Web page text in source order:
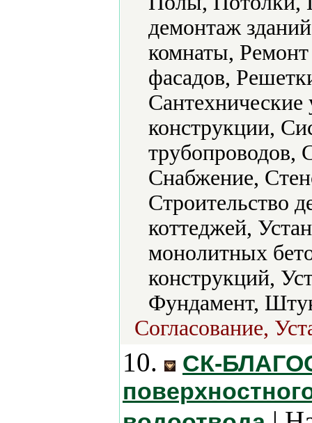
демонтаж
комнаты,
фасадов,
Сантехнические
конструкции,
трубопроводов,
Снабжение,
Строительство
коттеджей,
монолитных
конструкций,
Фундамент,
Согласование,
10.
СК-